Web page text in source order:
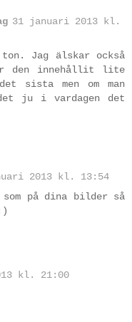
31 januari 2013 kl.
Jag älskar också
den innehållit lite
sista men om man
ju i vardagen det
2013 kl. 13:54
på dina bilder så
kl. 21:00